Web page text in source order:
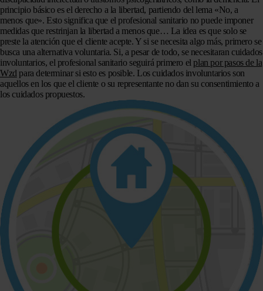
principio básico es el derecho a la libertad, partiendo del lema «No, a
menos que». Esto significa que el profesional sanitario no puede imponer
medidas que restrinjan la libertad a menos que… La idea es que solo se
preste la atención que el cliente acepte. Y si se necesita algo más, primero se
busca una alternativa voluntaria. Si, a pesar de todo, se necesitaran cuidados
involuntarios, el profesional sanitario seguirá primero el plan por pasos de la
Wzd para determinar si esto es posible. Los cuidados involuntarios son
aquellos en los que el cliente o su representante no dan su consentimiento a
los cuidados propuestos.